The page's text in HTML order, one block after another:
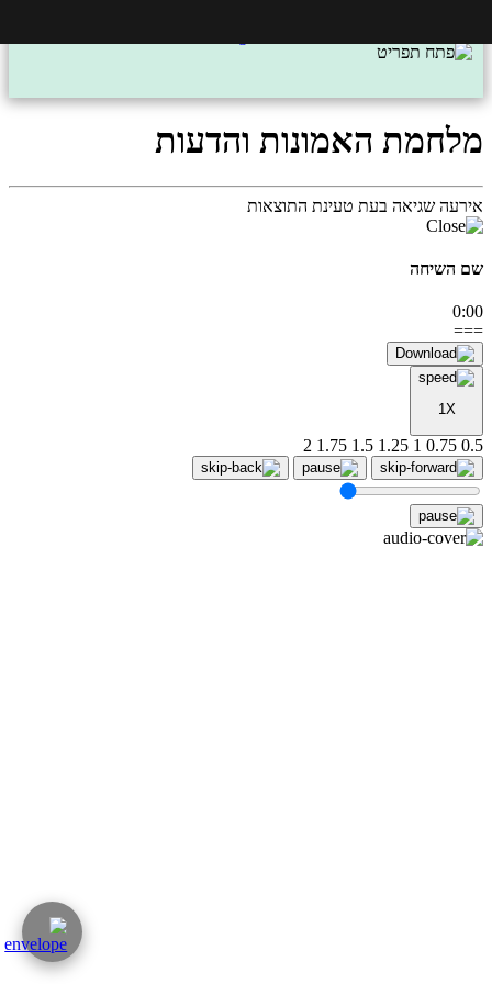
מלחמת האמונות והדעות
אירעה שגיאה בעת טעינת התוצאות
שם השיחה
0:00
===
1X
0.5
0.75
1
1.25
1.5
1.75
2